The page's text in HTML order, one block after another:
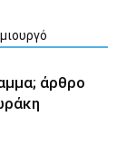
άρθρο